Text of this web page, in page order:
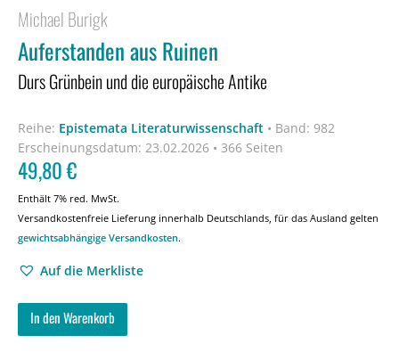
Michael Burigk
Auferstanden aus Ruinen
Durs Grünbein und die europäische Antike
Reihe: Epistemata Literaturwissenschaft • Band: 982
Erscheinungsdatum: 23.02.2026 • 366 Seiten
49,80€
Enthält 7% red. MwSt.
Versandkostenfreie Lieferung innerhalb Deutschlands, für das Ausland gelten
gewichtsabhängige Versandkosten.
Auf die Merkliste
In den Warenkorb